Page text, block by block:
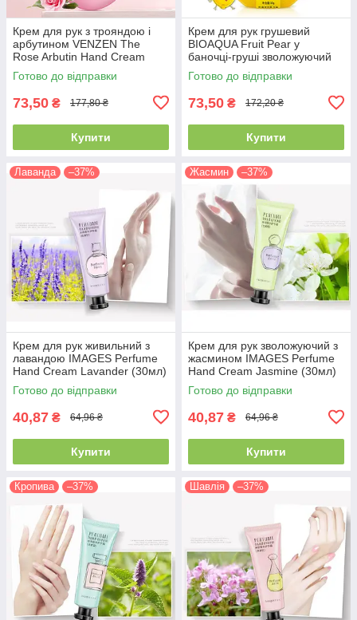
Крем для рук з трояндою і
арбутином VENZEN The
Rose Arbutin Hand Cream
(60г)
Готово до відправки
73,50 ₴ 177,80 ₴
Купити
Крем для рук грушевий
BIOAQUA Fruit Pear у
баночці-груші зволожуючий
Готово до відправки
73,50 ₴ 172,20 ₴
Купити
Лаванда –37%
Крем для рук живильний з
лавандою IMAGES Perfume
Hand Cream Lavander (30мл)
Готово до відправки
40,87 ₴ 64,96 ₴
Купити
Жасмин –37%
Крем для рук зволожуючий з
жасмином IMAGES Perfume
Hand Cream Jasmine (30мл)
Готово до відправки
40,87 ₴ 64,96 ₴
Купити
Кропива –37% Шавлія –37%